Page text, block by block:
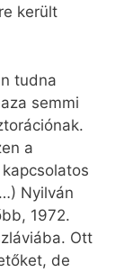
került
tudna
semmi
a
Nyilván
1972.
Ott
de